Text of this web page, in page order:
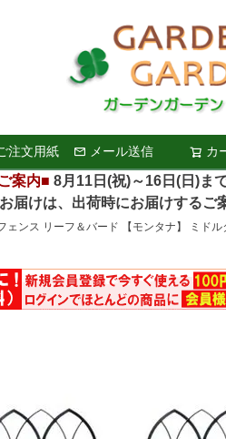
注文用紙 メール送信 カ
案内■ 8月11日(祝)～16日(日)ま
は、出荷時にお届けするご案
ェンス リーフ＆バード 【モンタナ】 ミド